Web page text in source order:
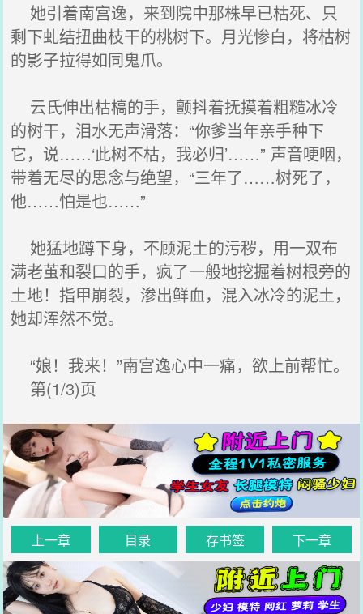
她引着南宫逸，来到院中那株早已枯死、只
剩下虬结扭曲枝干的桃树下。月光惨白，将枯树
的影子拉得如同鬼爪。
云氏伸出枯槁的手，颤抖着抚摸着粗糙冰冷
的树干，泪水无声滑落：“你爹当年亲手种下
它，说……‘此树不枯，我必归’……” 声音哽咽，
带着无尽的思念与绝望，“三年了……树死了，
他……怕是也……”
她猛地蹲下身，不顾泥土的污秽，用一双布
满老茧和裂口的手，疯了一般地挖掘着树根旁的
土地！指甲崩裂，渗出鲜血，混入冰冷的泥土，
她却浑然不觉。
“娘！我来！”南宫逸心中一痛，欲上前帮忙。
第(1/3)页
上一章 目录 存书签 下一章